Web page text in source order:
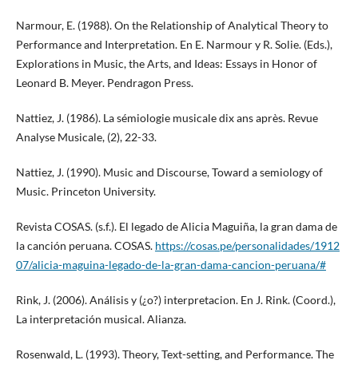
Narmour, E. (1988). On the Relationship of Analytical Theory to
Performance and Interpretation. En E. Narmour y R. Solie. (Eds.),
Explorations in Music, the Arts, and Ideas: Essays in Honor of
Leonard B. Meyer. Pendragon Press.
Nattiez, J. (1986). La sémiologie musicale dix ans après. Revue
Analyse Musicale, (2), 22-33.
Nattiez, J. (1990). Music and Discourse, Toward a semiology of
Music. Princeton University.
Revista COSAS. (s.f.). El legado de Alicia Maguiña, la gran dama de
la canción peruana. COSAS. https://cosas.pe/personalidades/1912
07/alicia-maguina-legado-de-la-gran-dama-cancion-peruana/#
Rink, J. (2006). Análisis y (¿o?) interpretacion. En J. Rink. (Coord.),
La interpretación musical. Alianza.
Rosenwald, L. (1993). Theory, Text-setting, and Performance. The